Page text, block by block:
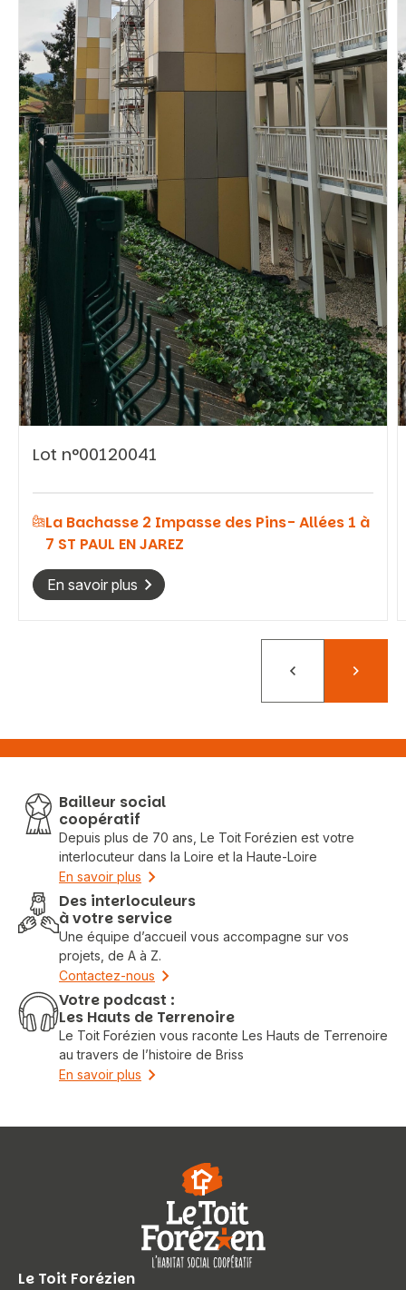
Vous recherchez&nbsp;:
Rechercher
Lot n°00120041
La Bachasse 2 Impasse des Pins- Allées 1 à
7 ST PAUL EN JAREZ
En savoir plus
PrécédentSuivant
Bailleur social
coopératif
Depuis plus de 70 ans, Le Toit Forézien est votre
interlocuteur dans la Loire et la Haute-Loire
En savoir plus
Des interloculeurs
à votre service
Une équipe d’accueil vous accompagne sur vos
projets, de A à Z.
Contactez-nous
Votre podcast :
Les Hauts de Terrenoire
Le Toit Forézien vous raconte Les Hauts de Terrenoire
au travers de l’histoire de Briss
En savoir plus
Le Toit Forézien